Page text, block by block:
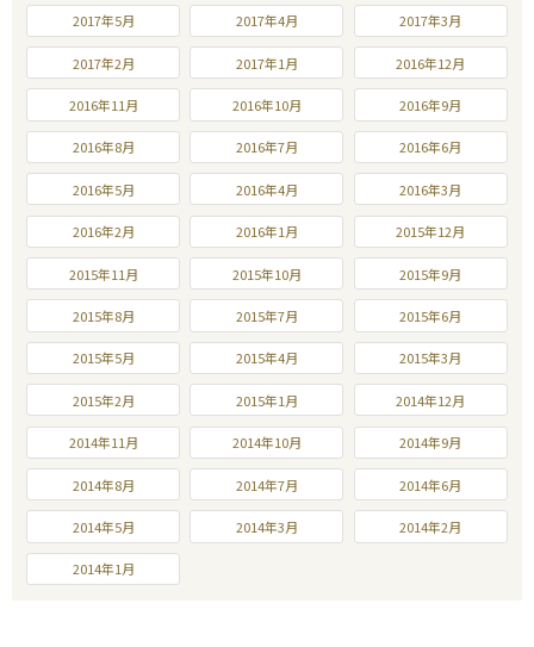
2017年5月 2017年4月 2017年3月
2017年2月 2017年1月 2016年12月
2016年11月 2016年10月 2016年9月
2016年8月 2016年7月 2016年6月
2016年5月 2016年4月 2016年3月
2016年2月 2016年1月 2015年12月
2015年11月 2015年10月 2015年9月
2015年8月 2015年7月 2015年6月
2015年5月 2015年4月 2015年3月
2015年2月 2015年1月 2014年12月
2014年11月 2014年10月 2014年9月
2014年8月 2014年7月 2014年6月
2014年5月 2014年3月 2014年2月
2014年1月